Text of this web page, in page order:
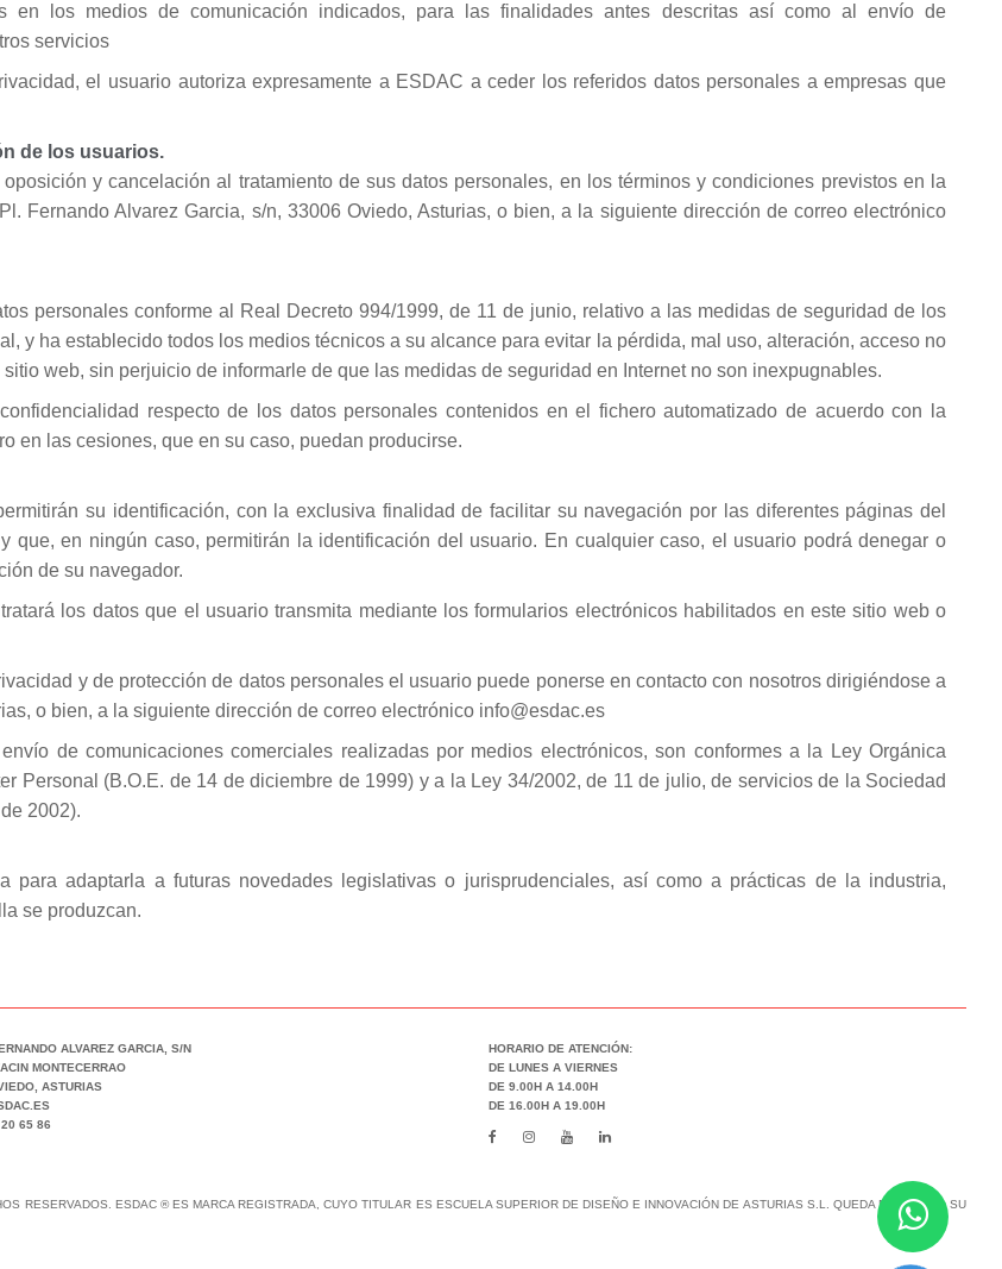
en los medios de comunicación indicados, para las finalidades antes descritas así como al envío de
servicios
el usuario autoriza expresamente a ESDAC a ceder los referidos datos personales a empresas que
de los usuarios.
y cancelación al tratamiento de sus datos personales, en los términos y condiciones previstos en la
Fernando Alvarez Garcia, s/n, 33006 Oviedo, Asturias, o bien, a la siguiente dirección de correo electrónico
personales conforme al Real Decreto 994/1999, de 11 de junio, relativo a las medidas de seguridad de los
y ha establecido todos los medios técnicos a su alcance para evitar la pérdida, mal uso, alteración, acceso no
web, sin perjuicio de informarle de que las medidas de seguridad en Internet no son inexpugnables.
respecto de los datos personales contenidos en el fichero automatizado de acuerdo con la
en las cesiones, que en su caso, puedan producirse.
su identificación, con la exclusiva finalidad de facilitar su navegación por las diferentes páginas del
en ningún caso, permitirán la identificación del usuario. En cualquier caso, el usuario podrá denegar o
de su navegador.
los datos que el usuario transmita mediante los formularios electrónicos habilitados en este sitio web o
y de protección de datos personales el usuario puede ponerse en contacto con nosotros dirigiéndose a
o bien, a la siguiente dirección de correo electrónico info@esdac.es
de comunicaciones comerciales realizadas por medios electrónicos, son conformes a la Ley Orgánica
Personal (B.O.E. de 14 de diciembre de 1999) y a la Ley 34/2002, de 11 de julio, de servicios de la Sociedad
2002).
adaptarla a futuras novedades legislativas o jurisprudenciales, así como a prácticas de la industria,
se produzcan.
ALVAREZ GARCIA, S/N
MONTECERRAO
ASTURIAS
65 86
HORARIO DE ATENCIÓN:
DE LUNES A VIERNES
DE 9.00H A 14.00H
DE 16.00H A 19.00H
RESERVADOS. ESDAC ® ES MARCA REGISTRADA, CUYO TITULAR ES ESCUELA SUPERIOR DE DISEÑO E INNOVACIÓN DE ASTURIAS S.L. QUEDA PROHIBIDO SU